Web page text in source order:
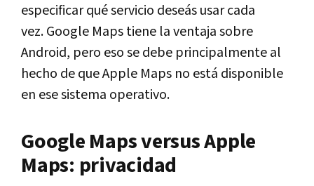
especificar qué servicio deseás usar cada
vez. Google Maps tiene la ventaja sobre
Android, pero eso se debe principalmente al
hecho de que Apple Maps no está disponible
en ese sistema operativo.
Google Maps versus Apple
Maps: privacidad